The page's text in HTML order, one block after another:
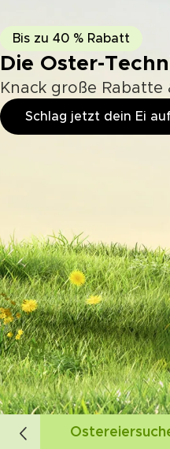
Bis zu 40 % Rabatt
Die Oster-
Knack große
Schlag jetzt dein Ei auf